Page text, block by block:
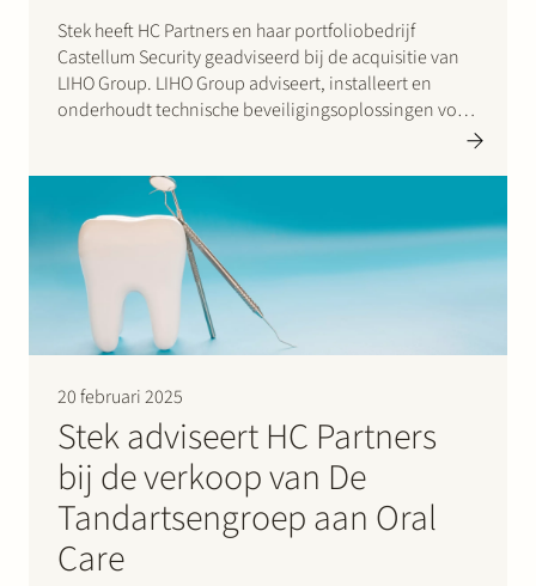
Stek heeft HC Partners en haar portfoliobedrijf
Castellum Security geadviseerd bij de acquisitie van
LIHO Group. LIHO Group adviseert, installeert en
onderhoudt technische beveiligingsoplossingen voor
Security haar positie als beveiligingsgroep actief op
het gebied…
20 februari 2025
Stek adviseert HC Partners
bij de verkoop van De
Tandartsengroep aan Oral
Care